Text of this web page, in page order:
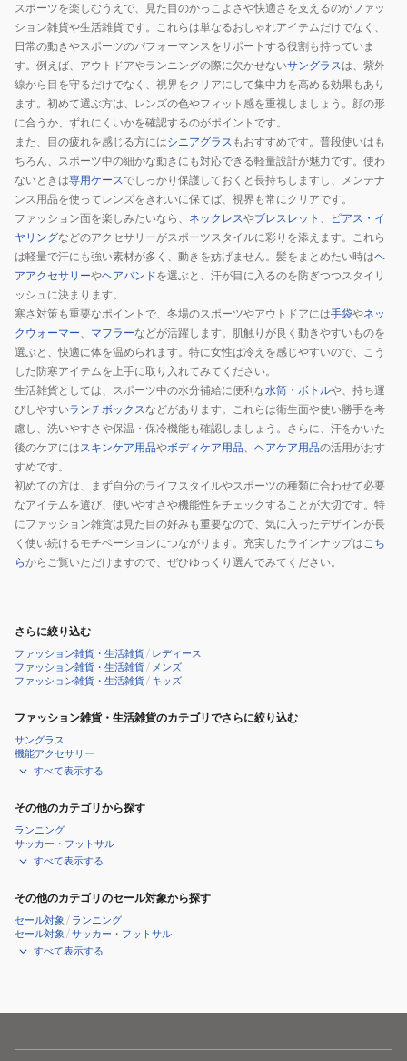
スポーツを楽しむうえで、見た目のかっこよさや快適さを支えるのがファッ
ション雑貨や生活雑貨です。これらは単なるおしゃれアイテムだけでなく、
日常の動きやスポーツのパフォーマンスをサポートする役割も持っていま
す。例えば、アウトドアやランニングの際に欠かせないサングラスは、紫外
線から目を守るだけでなく、視界をクリアにして集中力を高める効果もあり
ます。初めて選ぶ方は、レンズの色やフィット感を重視しましょう。顔の形
に合うか、ずれにくいかを確認するのがポイントです。
また、目の疲れを感じる方にはシニアグラス もおすすめです。普段使いはも
ちろん、スポーツ中の細かな動きにも対応できる軽量設計が魅力です。使わ
ないときは専用ケースでしっかり保護しておくと長持ちしますし、メンテナ
ンス用品を使ってレンズをきれいに保てば、視界も常にクリアです。
ファッション面を楽しみたいなら、 ネックレスやブレスレット 、
ピアス・イ
ヤリングなどのアクセサリーがスポーツスタイルに彩りを添えます。これら
は軽量で汗にも強い素材が多く、動きを妨げません。髪をまとめたい時はヘ
アアクセサリーやヘアバンドを選ぶと、汗が目に入るのを防ぎつつスタイリ
ッシュに決まります。
寒さ対策も重要なポイントで、冬場のスポーツやアウトドアには手袋やネッ
クウォーマー、 マフラーなどが活躍します。肌触りが良く動きやすいものを
選ぶと、快適に体を温められます。特に女性は冷えを感じやすいので、こう
した防寒アイテムを上手に取り入れてみてください。
生活雑貨としては、スポーツ中の水分補給に便利な水筒・ボトルや、持ち運
びしやすいランチボックスなどがあります。これらは衛生面や使い勝手を考
慮し、洗いやすさや保温・保冷機能も確認しましょう。さらに、汗をかいた
後のケアにはスキンケア用品やボディケア用品、 ヘアケア用品の活用がおす
すめです。
初めての方は、まず自分のライフスタイルやスポーツの種類に合わせて必要
なアイテムを選び、使いやすさや機能性をチェックすることが大切です。特
にファッション雑貨は見た目の好みも重要なので、気に入ったデザインが長
く使い続けるモチベーションにつながります。充実したラインナップはこち
らからご覧いただけますので、ぜひゆっくり選んでみてください。
さらに絞り込む
ファッション雑貨・生活雑貨/ レディース
ファッション雑貨・生活雑貨/ メンズ
ファッション雑貨・生活雑貨/ キッズ
ファッション雑貨・生活雑貨のカテゴリでさらに絞り込む
サングラス
機能アクセサリー
すべて表示する
その他のカテゴリから探す
ランニング
サッカー・フットサル
すべて表示する
その他のカテゴリのセール対象から探す
セール対象 / ランニング
セール対象 /サッカー・フットサル
すべて表示する